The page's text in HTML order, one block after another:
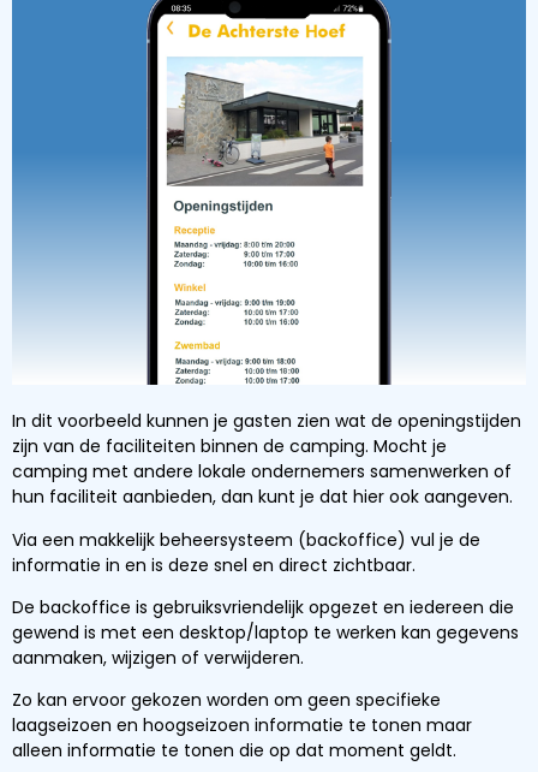
In dit voorbeeld kunnen je gasten zien wat de openingstijden
zijn van de faciliteiten binnen de camping. Mocht je
camping met andere lokale ondernemers samenwerken of
hun faciliteit aanbieden, dan kunt je dat hier ook aangeven.
Via een makkelijk beheersysteem (backoffice) vul je de
informatie in en is deze snel en direct zichtbaar.
De backoffice is gebruiksvriendelijk opgezet en iedereen die
gewend is met een desktop/laptop te werken kan gegevens
aanmaken, wijzigen of verwijderen.
Zo kan ervoor gekozen worden om geen specifieke
laagseizoen en hoogseizoen informatie te tonen maar
alleen informatie te tonen die op dat moment geldt.